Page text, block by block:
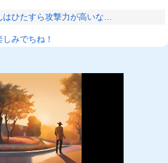
はひたすら攻撃力が高いな…
みでちね！